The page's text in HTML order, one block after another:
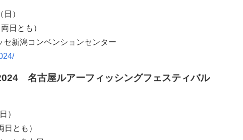
（日）
両日とも）
セ新潟コンベンションセンター
名古屋ルアーフィッシングフェスティバル
日）
日とも）